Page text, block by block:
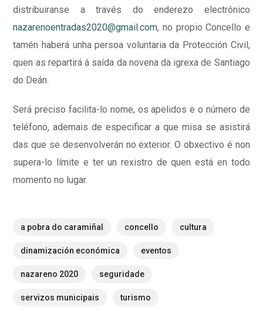
distribuiranse a través do enderezo electrónico
nazarenoentradas2020@gmail.com, no propio Concello e
tamén haberá unha persoa voluntaria da Protección Civil,
quen as repartirá á saída da novena da igrexa de Santiago
do Deán.
Será preciso facilita-lo nome, os apelidos e o número de
teléfono, ademais de especificar a que misa se asistirá
das que se desenvolverán no exterior. O obxectivo é non
supera-lo límite e ter un rexistro de quen está en todo
momento no lugar.
a pobra do caramiñal concello cultura
dinamización económica eventos
nazareno 2020 seguridade
servizos municipais turismo